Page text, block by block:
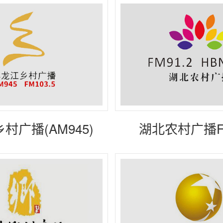
村广播(AM945) 湖北农村广播